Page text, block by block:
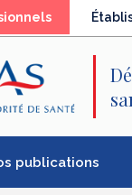
(élément
publications